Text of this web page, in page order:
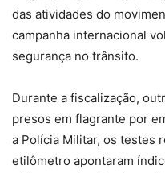
das atividades do
campanha internacional
segurança no trânsito.
Durante a fiscalização,
presos em flagrante por
a Polícia Militar, os testes
etilômetro apontaram